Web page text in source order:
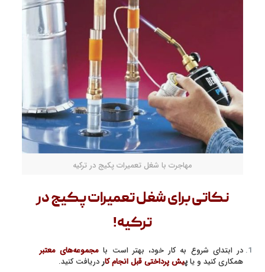
مهاجرت با شغل تعمیرات پکیج در ترکیه
نکاتی برای شغل تعمیرات پکیج در
ترکیه!
در ابتدای شروع به کار خود، بهتر است با مجموعه‌های معتبر
همکاری کنید و یاپیش پرداختی قبل انجام کاردریافت کنید.